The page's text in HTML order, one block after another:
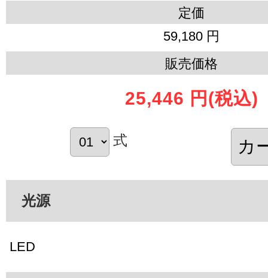
定価
59,180 円
販売価格
25,446 円 (税込)
式
光源
LED